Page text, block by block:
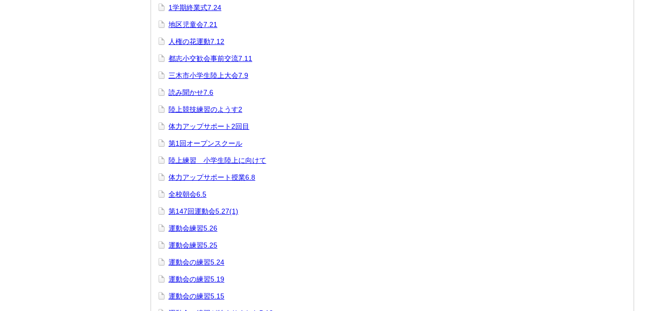
1学期終業式7.24
地区児童会7.21
人権の花運動7.12
都志小交歓会事前交流7.11
三木市小学生陸上大会7.9
読み聞かせ7.6
陸上競技練習のようす2
体力アップサポート2回目
第1回オープンスクール
陸上練習 小学生陸上に向けて
体力アップサポート授業6.8
全校朝会6.5
第147回運動会5.27(1)
運動会練習5.26
運動会練習5.25
運動会の練習5.24
運動会の練習5.19
運動会の練習5.15